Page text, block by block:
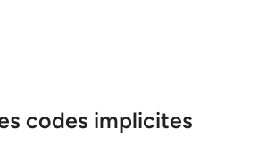
codes implicites